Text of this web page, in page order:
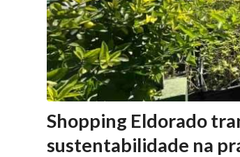
Shopping Eldorado
sustentabilidade na